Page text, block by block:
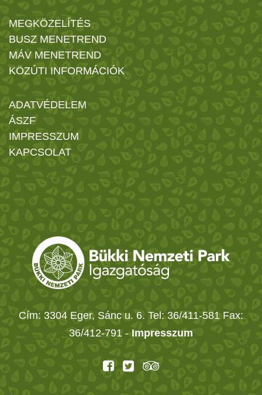
MEGKÖZELÍTÉS
BUSZ MENETREND
MÁV MENETREND
KÖZÚTI INFORMÁCIÓK
ADATVÉDELEM
ÁSZF
IMPRESSZUM
KAPCSOLAT
Cím: 3304 Eger, Sánc u. 6. Tel: 36/411-581 Fax:
36/412-791 - Impresszum